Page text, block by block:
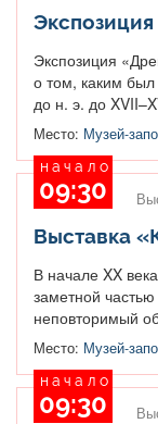
Экспозиция
о том, каким
до н. э. до
Место: Музей-
начало
09:30
Выставка
В начале XX
заметной
неповторимый
Место: Музей-
начало
09:30